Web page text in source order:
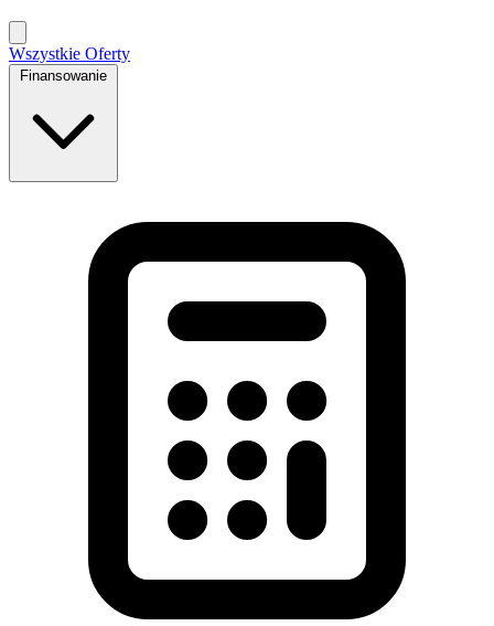
Wszystkie Oferty
Finansowanie